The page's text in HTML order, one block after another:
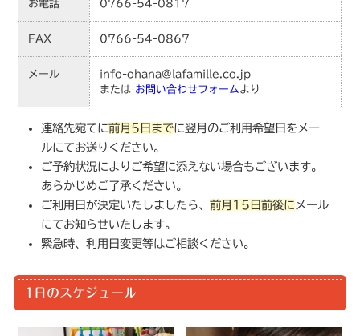
お電話 0766-54-0817
FAX 0766-54-0867
メール
info-ohana@lafamille.co.jp
または お問い合わせフォームより
連絡先宛てに前月5日までに翌月のご利用希望日をメー
ルにてお送りください。
ご予約状況によりご希望に添えない場合もございます。
あらかじめご了承ください。
ご利用日が決定いたしましたら、前月15日前後に メール
にてお知らせいたします。
緊急時、利用日変更等はご相談ください。
1日のスケジュール